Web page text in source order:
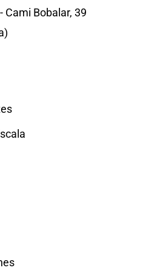
Cami Bobalar, 39